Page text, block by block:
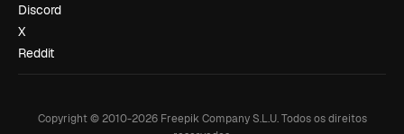
Discord
X
Reddit
Copyright © 2010-2026Freepik Company S.L.U. Todos os direitos